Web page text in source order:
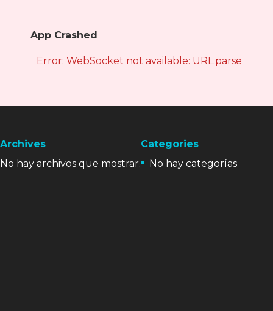
App Crashed
Error: WebSocket not available: URL.parse is
Archives
No hay archivos que mostrar.
Categories
No hay categorías